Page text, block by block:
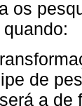
os
de
a de